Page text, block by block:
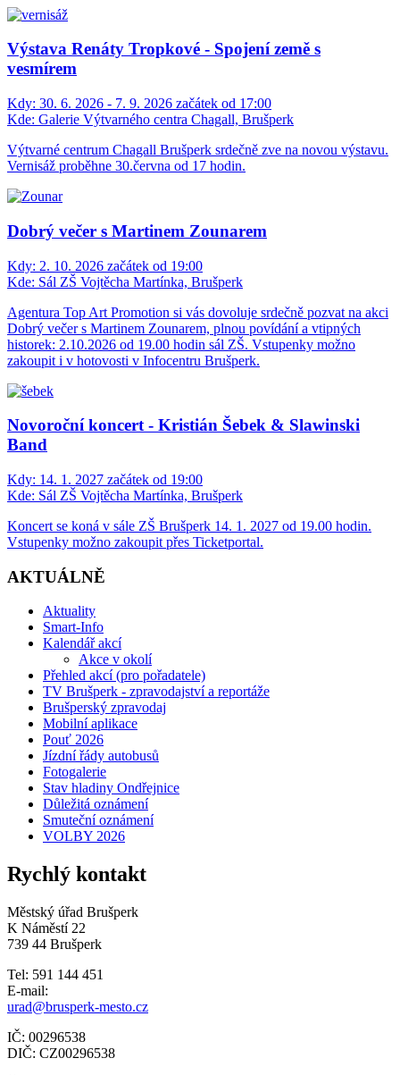
Výstava Renáty Tropkové - Spojení země s
vesmírem
Kdy: 30. 6. 2026 - 7. 9. 2026 začátek od 17:00
Kde: Galerie Výtvarného centra Chagall, Brušperk
Výtvarné centrum Chagall Brušperk srdečně zve na novou výstavu.
Vernisáž proběhne 30.června od 17 hodin.
Dobrý večer s Martinem Zounarem
Kdy: 2. 10. 2026 začátek od 19:00
Kde: Sál ZŠ Vojtěcha Martínka, Brušperk
Agentura Top Art Promotion si vás dovoluje srdečně pozvat na akci
Dobrý večer s Martinem Zounarem, plnou povídání a vtipných
historek: 2.10.2026 od 19.00 hodin sál ZŠ. Vstupenky možno
zakoupit i v hotovosti v Infocentru Brušperk.
Novoroční koncert - Kristián Šebek & Slawinski
Band
Kdy: 14. 1. 2027 začátek od 19:00
Kde: Sál ZŠ Vojtěcha Martínka, Brušperk
Koncert se koná v sále ZŠ Brušperk 14. 1. 2027 od 19.00 hodin.
Vstupenky možno zakoupit přes Ticketportal.
AKTUÁLNĚ
Aktuality
Smart-Info
Kalendář akcí
Akce v okolí
Přehled akcí (pro pořadatele)
TV Brušperk - zpravodajství a reportáže
Brušperský zpravodaj
Mobilní aplikace
Pouť 2026
Jízdní řády autobusů
Fotogalerie
Stav hladiny Ondřejnice
Důležitá oznámení
Smuteční oznámení
VOLBY 2026
Rychlý kontakt
Městský úřad Brušperk
K Náměstí 22
739 44 Brušperk
Tel: 591 144 451
E-mail:
urad@brusperk-mesto.cz
IČ: 00296538
DIČ: CZ00296538